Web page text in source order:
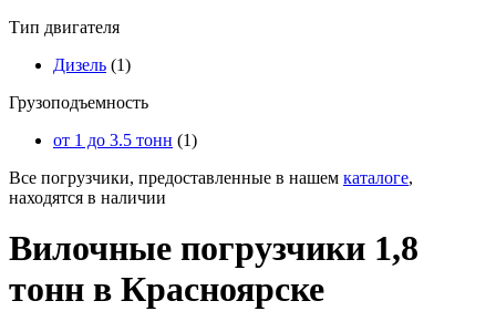
Тип двигателя
Дизель (1)
Грузоподъемность
от 1 до 3.5 тонн (1)
Все погрузчики, предоставленные в нашем каталоге,
находятся в наличии
Вилочные погрузчики 1,8
тонн в Красноярске